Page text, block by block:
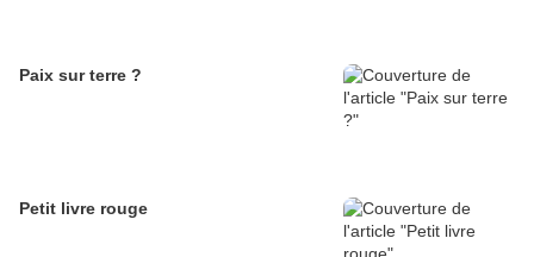
Paix sur terre ?
Petit livre rouge